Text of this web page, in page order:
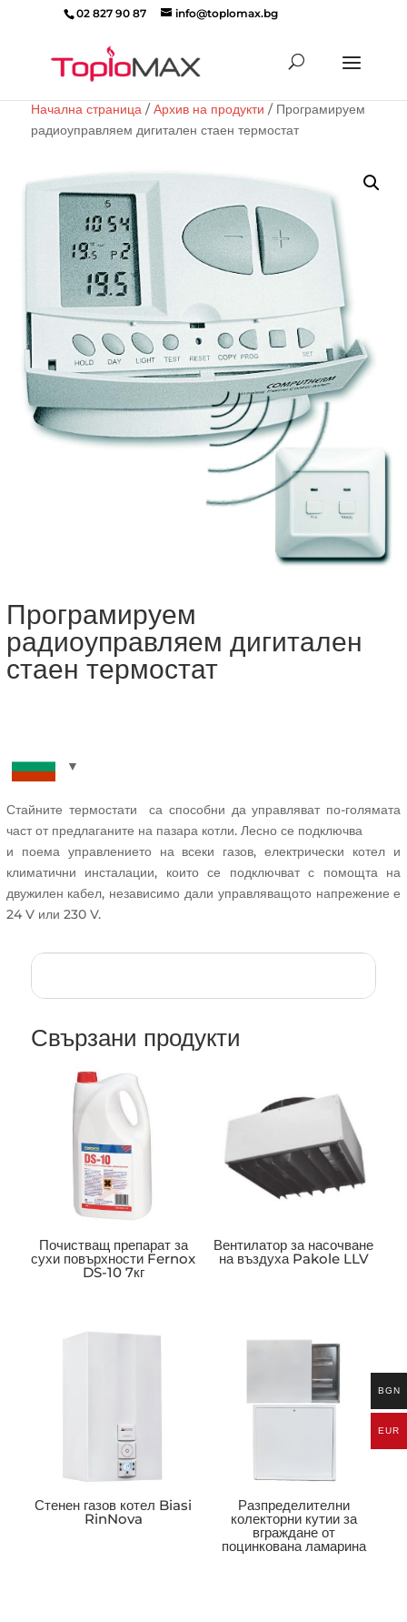
02 827 90 87 info@toplomax.bg
search
Начална страница/Архив на продукти / Програмируем
радиоуправляем дигитален стаен термостат
Програмируем
радиоуправляем дигитален
стаен термостат
Стайните термостати са способни да управляват по-голямата
част от предлаганите на пазара котли. Лесно се подключва
и поема управлението на всеки газов, електрически котел и
климатични инсталации, които се подключват с помощта на
двужилен кабел, независимо дали управляващото напрежение е
24 V или 230 V.
Свързани продукти
Почистващ препарат за
сухи повърхности Fernox
DS-10 7кг
Вентилатор за насочване
на въздуха Pakole LLV
Стенен газов котел Biasi
RinNova
Разпределителни
колекторни кутии за
вграждане от
поцинкована ламарина
BGN
EUR